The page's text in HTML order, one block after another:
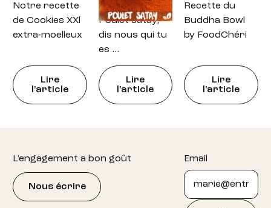
Notre recette
de Cookies XXl
extra-moelleux
Lire
l'article
Recette : petit
Poulet satay,
dis nous qui tu
es …
Lire
l'article
Recette du
Buddha Bowl
by FoodChéri
Lire
l'article
L'engagement a bon goût
Nous écrire
Email